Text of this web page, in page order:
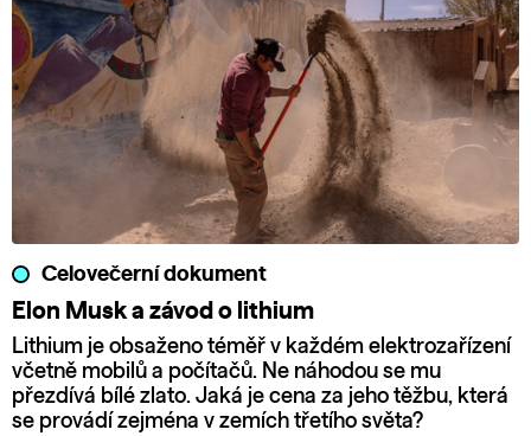
Celovečerní dokument
Elon Musk a závod o lithium
Lithium je obsaženo téměř v každém elektrozařízení
včetně mobilů a počítačů. Ne náhodou se mu
přezdívá bílé zlato. Jaká je cena za jeho těžbu, která
se provádí zejména v zemích třetího světa?